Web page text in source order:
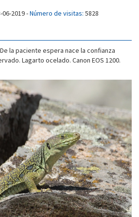
06-2019 -Número de visitas: 5828
la paciente espera nace la confianza
Lagarto ocelado. Canon EOS 1200.